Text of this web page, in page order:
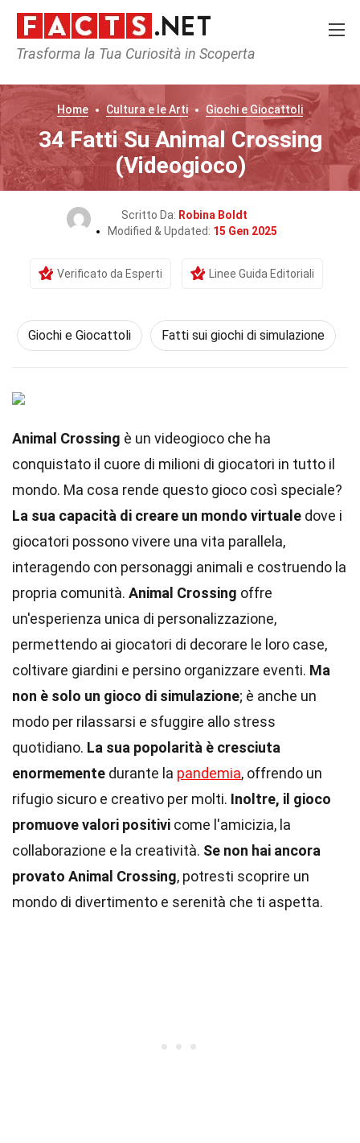
Trasforma la Tua Curiosità in Scoperta
Home Cultura e le Arti Giochi e Giocattoli
34 Fatti Su Animal Crossing
(Videogioco)
Scritto Da: Robina Boldt
Modified & Updated: 15 Gen 2025
Verificato da Esperti Linee Guida Editoriali
Giochi e Giocattoli Fatti sui giochi di simulazione
Animal Crossing è un videogioco che ha
conquistato il cuore di milioni di giocatori in tutto il
mondo. Ma cosa rende questo gioco così speciale?
La sua capacità di creare un mondo virtuale dove i
giocatori possono vivere una vita parallela,
interagendo con personaggi animali e costruendo la
propria comunità. Animal Crossing offre
un'esperienza unica di personalizzazione,
permettendo ai giocatori di decorare le loro case,
coltivare giardini e persino organizzare eventi. Ma
non è solo un gioco di simulazione; è anche un
modo per rilassarsi e sfuggire allo stress
quotidiano. La sua popolarità è cresciuta
enormemente durante la pandemia, offrendo un
rifugio sicuro e creativo per molti. Inoltre, il gioco
promuove valori positivi come l'amicizia, la
collaborazione e la creatività. Se non hai ancora
provato Animal Crossing, potresti scoprire un
mondo di divertimento e serenità che ti aspetta.